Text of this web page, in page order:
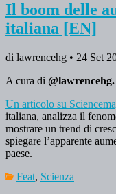
Il boom delle
italiana [EN]
di lawrencehg • 24 Set
A cura di @lawrencehg.
Un articolo su
italiana, analizza il
mostrare un trend di
spiegare l’apparente
paese.
Feat, Scienza